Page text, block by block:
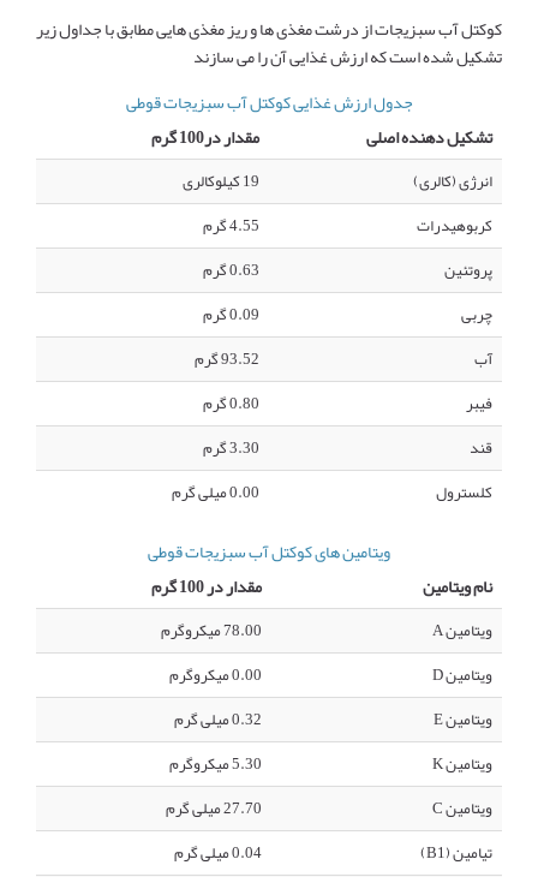
کوکتل آب سبزیجات از درشت مغذی ها و ریز مغذی هایی مطابق با جداول زیر
تشکیل شده است که ارزش غذایی آن را می سازند
جدول ارزش غذایی کوکتل آب سبزیجات قوطی
تشکیل دهنده اصلی
مقدار در100 گرم
انرژی (کالری)
19 کیلوکالری
کربوهیدرات
4.55 گرم
پروتئین
0.63 گرم
چربی
0.09 گرم
آب
93.52 گرم
فیبر
0.80 گرم
قند
3.30 گرم
کلسترول
0.00 میلی گرم
ویتامین های کوکتل آب سبزیجات قوطی
نام ویتامین
مقدار در 100 گرم
ویتامین A
78.00 میکروگرم
ویتامین D
0.00 میکروگرم
ویتامین E
0.32 میلی گرم
ویتامین K
5.30 میکروگرم
ویتامین C
27.70 میلی گرم
تیامین (B1)
0.04 میلی گرم